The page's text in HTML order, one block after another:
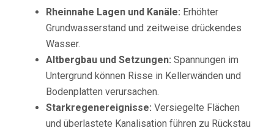
Rheinnahe Lagen und Kanäle: Erhöhter
Grundwasserstand und zeitweise drückendes
Wasser.
Altbergbau und Setzungen: Spannungen im
Untergrund können Risse in Kellerwänden und
Bodenplatten verursachen.
Starkregenereignisse: Versiegelte Flächen
und überlastete Kanalisation führen zu Rückstau